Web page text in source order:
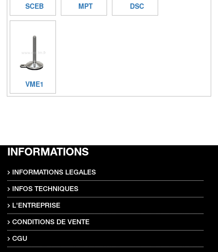
SCEB MPT DSC
VME1
INFORMATIONS
INFORMATIONS LEGALES
INFOS TECHNIQUES
L'ENTREPRISE
CONDITIONS DE VENTE
CGU